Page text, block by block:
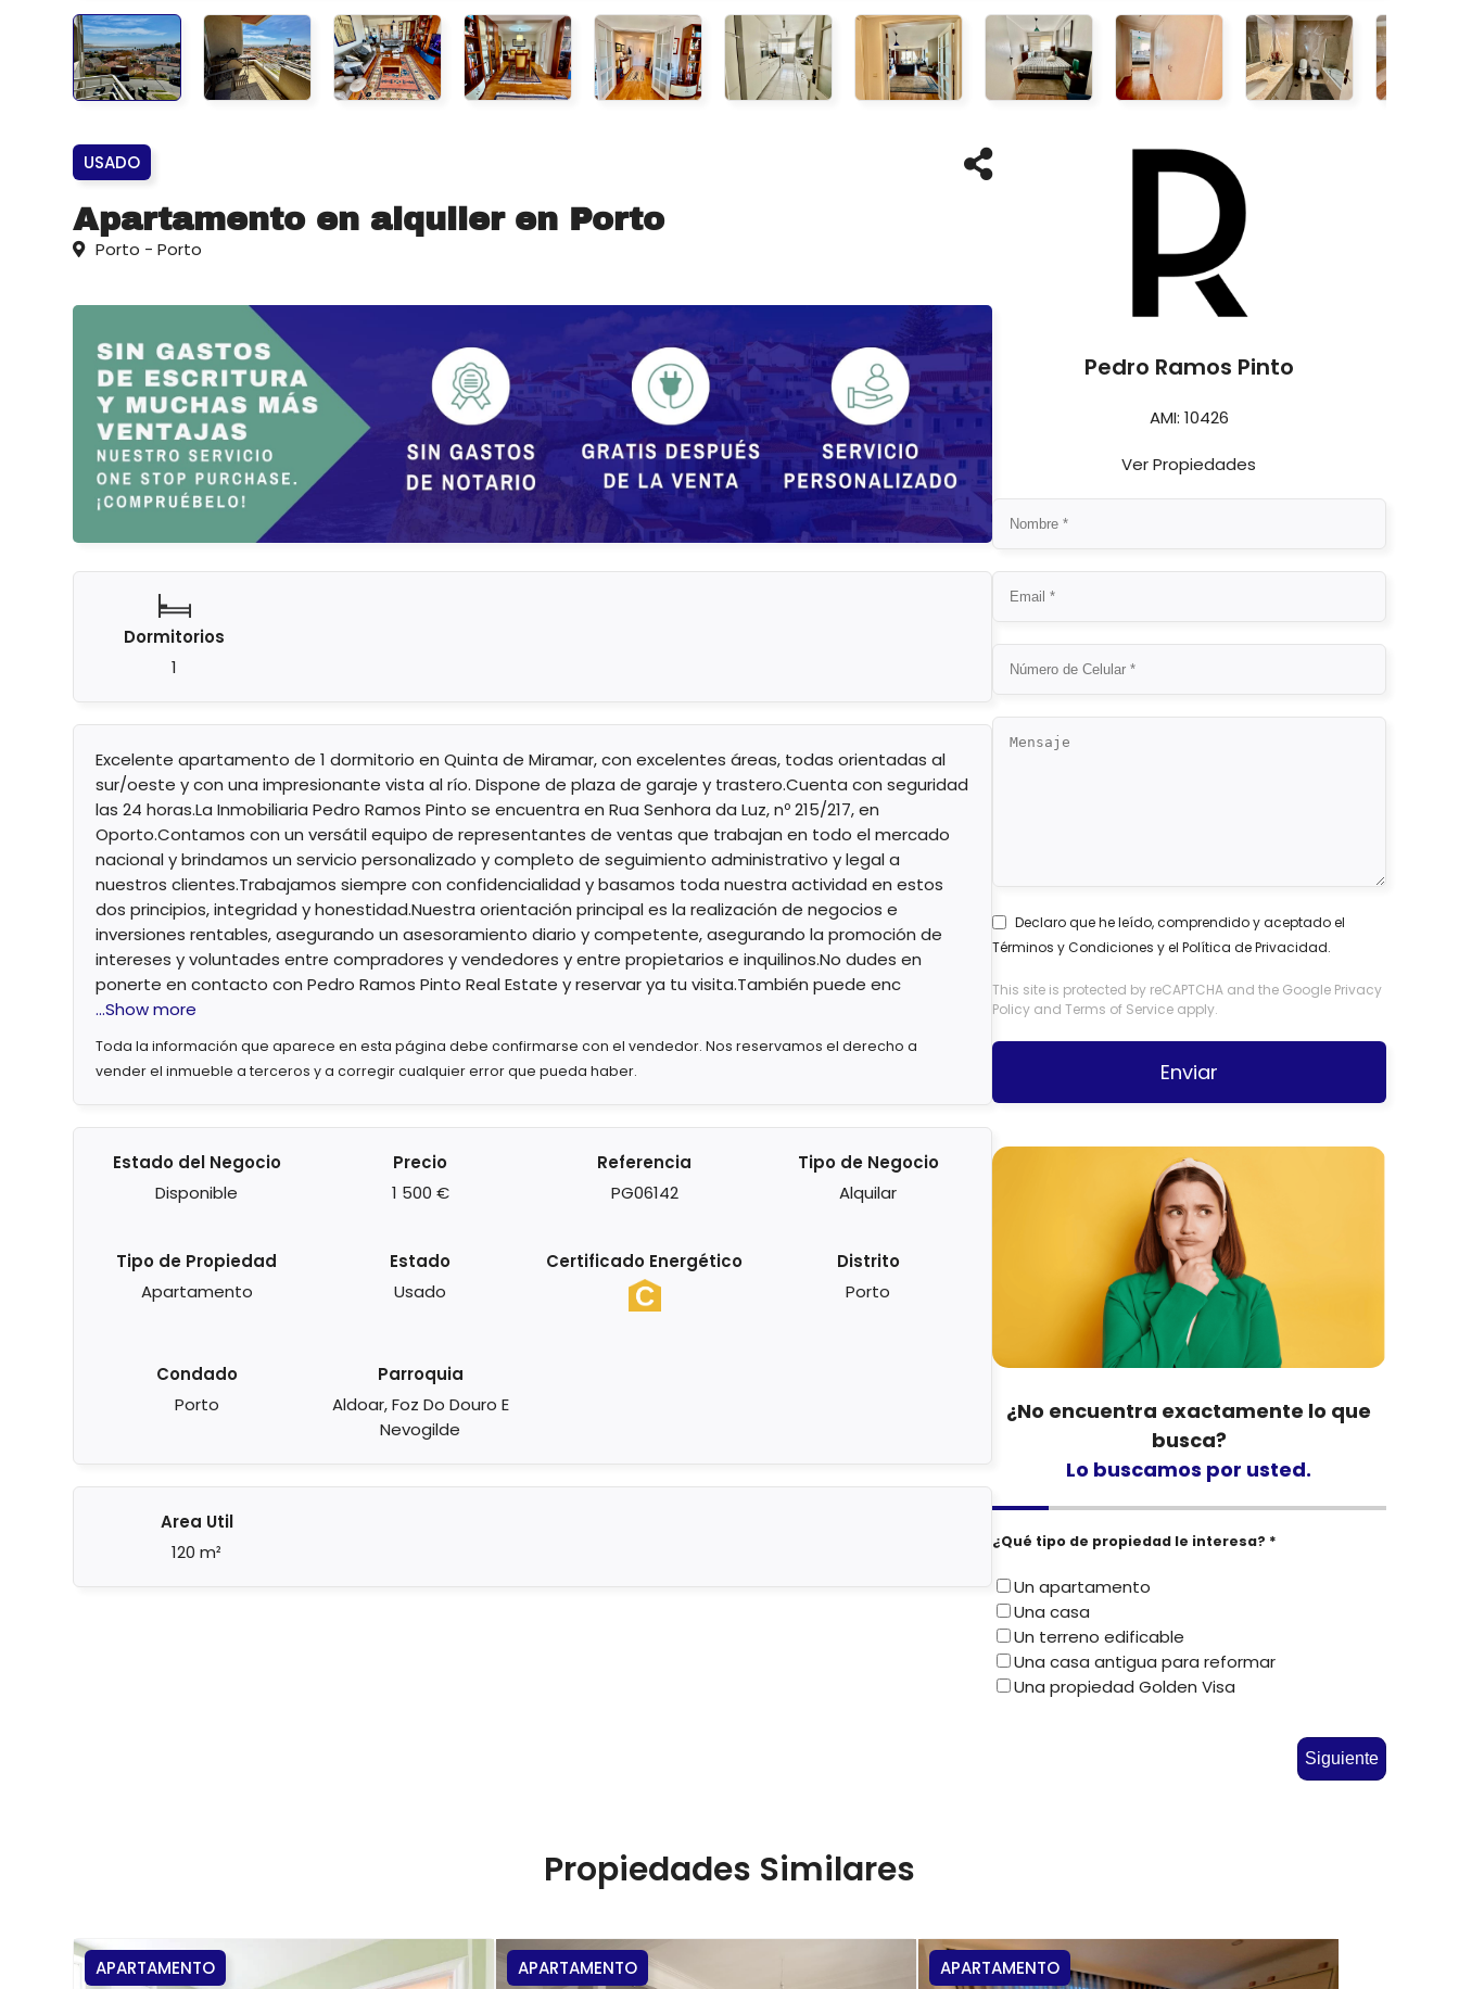
USADO
Apartamento en alquiler en Porto
Porto - Porto
Dormitorios
1
Excelente apartamento de 1 dormitorio en Quinta de Miramar, con excelentes áreas, todas orientadas al
sur/oeste y con una impresionante vista al río. Dispone de plaza de garaje y trastero.Cuenta con seguridad
las 24 horas.La Inmobiliaria Pedro Ramos Pinto se encuentra en Rua Senhora da Luz, nº 215/217, en
Oporto.Contamos con un versátil equipo de representantes de ventas que trabajan en todo el mercado
nacional y brindamos un servicio personalizado y completo de seguimiento administrativo y legal a
nuestros clientes.Trabajamos siempre con confidencialidad y basamos toda nuestra actividad en estos
dos principios, integridad y honestidad.Nuestra orientación principal es la realización de negocios e
inversiones rentables, asegurando un asesoramiento diario y competente, asegurando la promoción de
intereses y voluntades entre compradores y vendedores y entre propietarios e inquilinos.No dudes en
ponerte en contacto con Pedro Ramos Pinto Real Estate y reservar ya tu visita.También puede enc
...Show more
Toda la información que aparece en esta página debe confirmarse con el vendedor. Nos reservamos el derecho a
vender el inmueble a terceros y a corregir cualquier error que pueda haber.
Estado del Negocio
Disponible
Precio
1 500 €
Referencia
PG06142
Tipo de Negocio
Alquilar
Tipo de Propiedad
Apartamento
Estado
Usado
Certificado Energético
Distrito
Porto
Condado
Porto
Parroquia
Aldoar, Foz Do Douro E
Nevogilde
Area Util
120 m²
Pedro Ramos Pinto
AMI: 10426
Ver Propiedades
Declaro que he leído, comprendido y aceptado el
Términos y Condiciones y el Política de Privacidad.
This site is protected by reCAPTCHA and the Google Privacy
Policyand Terms of Serviceapply.
Enviar
¿No encuentra exactamente lo que
busca?
Lo buscamos por usted.
¿Qué tipo de propiedad le interesa? *
Un apartamento
Una casa
Un terreno edificable
Una casa antigua para reformar
Una propiedad Golden Visa
Siguiente
Propiedades Similares
APARTAMENTO APARTAMENTO APARTAMENTO